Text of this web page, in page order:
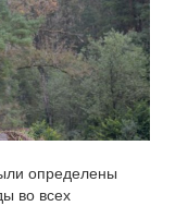
определены
во всех